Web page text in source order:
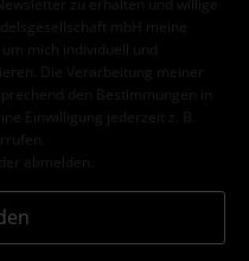
mbH meine
mich individuell und
Die Verarbeitung meiner
den Bestimmungen in
Einwilligung jederzeit z. B.
abmelden.